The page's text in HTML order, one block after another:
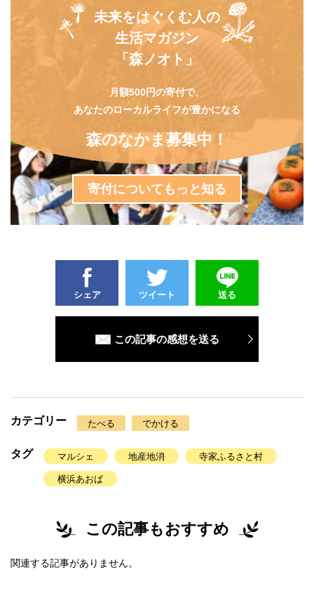
未来をはぐくむ人の
生活マガジン
「森ノオト」
月額500円の寄付で、
あなたのローカルライフが豊かになる
森のなかま募集中！
寄付についてもっと知る
シェア ツイート 送る
この記事の感想を送る
カテゴリー たべる でかける
タグ マルシェ 地産地消 寺家ふるさと村
横浜あおば
この記事もおすすめ
関連する記事がありません。